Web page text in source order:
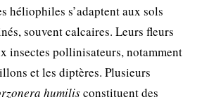
héliophiles s’adaptent aux sols
souvent calcaires. Leurs fleurs
insectes pollinisateurs, notamment
et les diptères. Plusieurs
humilisconstituent des